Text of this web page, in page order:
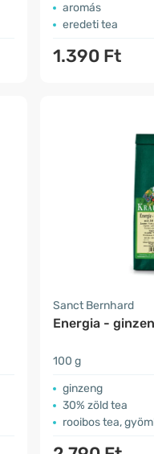
aromás
eredeti tea
1.390 Ft
Sanct Bernhard
Energia -
100 g
ginzeng
30% zöld tea
rooibos tea,